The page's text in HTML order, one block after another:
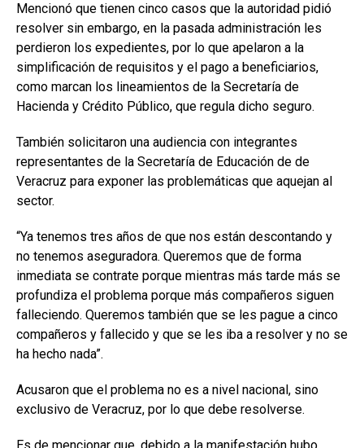
Mencionó que tienen cinco casos que la autoridad pidió
resolver sin embargo, en la pasada administración les
perdieron los expedientes, por lo que apelaron a la
simplificación de requisitos y el pago a beneficiarios,
como marcan los lineamientos de la Secretaría de
Hacienda y Crédito Público, que regula dicho seguro.
También solicitaron una audiencia con integrantes
representantes de la Secretaría de Educación de de
Veracruz para exponer las problemáticas que aquejan al
sector.
“Ya tenemos tres años de que nos están descontando y
no tenemos aseguradora. Queremos que de forma
inmediata se contrate porque mientras más tarde más se
profundiza el problema porque más compañeros siguen
falleciendo. Queremos también que se les pague a cinco
compañeros y fallecido y que se les iba a resolver y no se
ha hecho nada”.
Acusaron que el problema no es a nivel nacional, sino
exclusivo de Veracruz, por lo que debe resolverse.